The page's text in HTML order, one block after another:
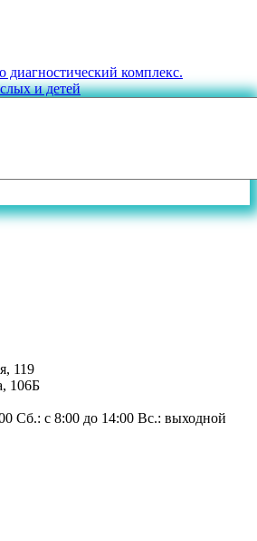
119
106Б
Сб.: с 8:00 до 14:00 Вс.: выходной